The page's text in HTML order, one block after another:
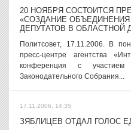
20 НОЯБРЯ СОСТОИТСЯ
«СОЗДАНИЕ
ДЕПУТАТОВ В ОБЛАСТНОЙ
Политсовет, 17.11.2006. В
пресс-центре агентства
конференция с
Законодательного Собрания...
17.11.2006, 14:35
ЗЯБЛИЦЕВ ОТДАЛ ГОЛОС